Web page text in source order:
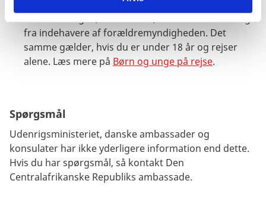
Rejser du alene med dit barn eller med børn, som
fra indehavere af forældremyndigheden. Det
samme gælder, hvis du er under 18 år og rejser
alene. Læs mere på Børn og unge på rejse.
Spørgsmål
Udenrigsministeriet, danske ambassader og
konsulater har ikke yderligere information end dette.
Hvis du har spørgsmål, så kontakt Den
Centralafrikanske Republiks ambassade.